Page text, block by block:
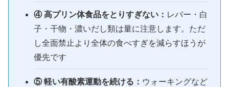
④ 高プリン体食品をとりすぎない： レバー・白
子・干物・濃いだし類は量に注意します。ただ
し全面禁止より全体の食べすぎを減らすほうが
優先です
⑤ 軽い有酸素運動を続ける： ウォーキングなど